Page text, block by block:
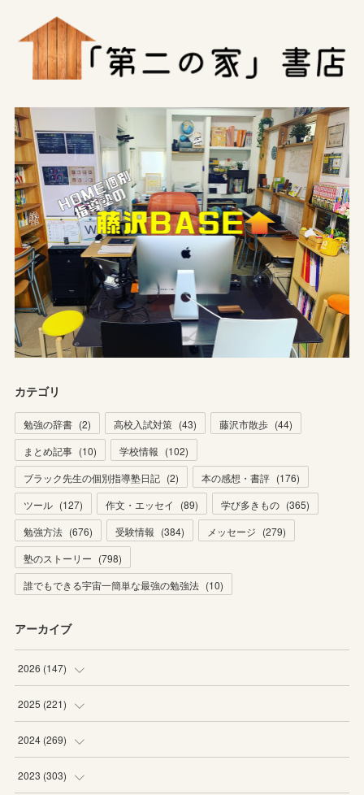
カテゴリ
勉強の辞書 (2) 高校入試対策 (43) 藤沢市散歩 (44)
まとめ記事 (10) 学校情報 (102)
ブラック先生の個別指導塾日記 (2) 本の感想・書評 (176)
ツール (127) 作文・エッセイ (89) 学び多きもの (365)
勉強方法 (676) 受験情報 (384) メッセージ (279)
塾のストーリー (798)
誰でもできる宇宙一簡単な最強の勉強法 (10)
アーカイブ
2026 (147)
(5)
(22
(20
2025 (221)
(19
(20
2024 (269)
(16
2023 (303)